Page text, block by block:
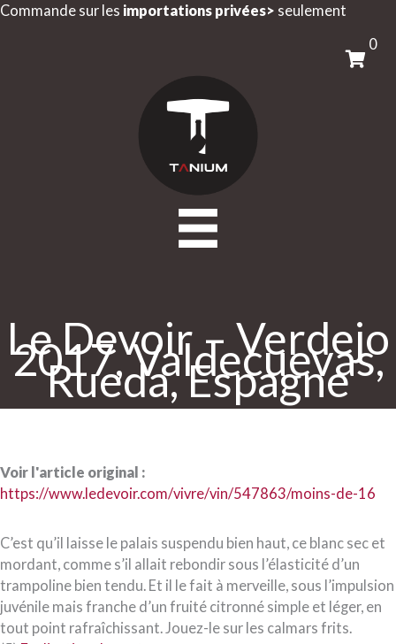
Aller
Commande sur les importations privées> seulement
0
Le Devoir – Verdejo
2017, Valdecuevas,
Rueda, Espagne
Voir l'article original :
https://www.ledevoir.com/vivre/vin/547863/moins-de-16
C’est qu’il laisse le palais suspendu bien haut, ce blanc sec et
mordant, comme s’il allait rebondir sous l’élasticité d’un
trampoline bien tendu. Et il le fait à merveille, sous l’impulsion
juvénile mais franche d’un fruité citronné simple et léger, en
tout point rafraîchissant. Jouez-le sur les calmars frits.